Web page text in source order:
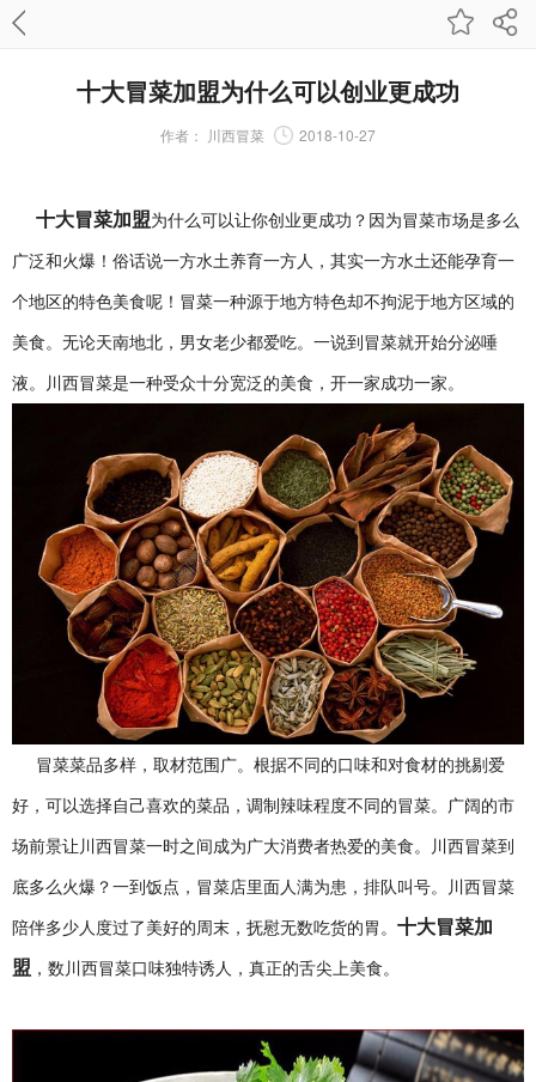
十大冒菜加盟为什么可以创业更成功
作者： 川西冒菜 2018-10-27
十大冒菜加盟为什么可以让你创业更成功？因为冒菜市场是多么
广泛和火爆！俗话说一方水土养育一方人，其实一方水土还能孕育一
个地区的特色美食呢！冒菜一种源于地方特色却不拘泥于地方区域的
美食。无论天南地北，男女老少都爱吃。一说到冒菜就开始分泌唾
液。川西冒菜是一种受众十分宽泛的美食，开一家成功一家。
冒菜菜品多样，取材范围广。根据不同的口味和对食材的挑剔爱
好，可以选择自己喜欢的菜品，调制辣味程度不同的冒菜。广阔的市
场前景让川西冒菜一时之间成为广大消费者热爱的美食。川西冒菜到
底多么火爆？一到饭点，冒菜店里面人满为患，排队叫号。川西冒菜
陪伴多少人度过了美好的周末，抚慰无数吃货的胃。 十大冒菜加
盟 ，数川西冒菜口味独特诱人，真正的舌尖上美食。